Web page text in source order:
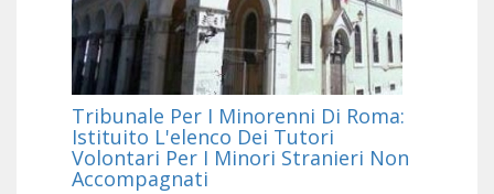
Tribunale Per I Minorenni Di Roma:
Istituito L'elenco Dei Tutori
Volontari Per I Minori Stranieri Non
Accompagnati